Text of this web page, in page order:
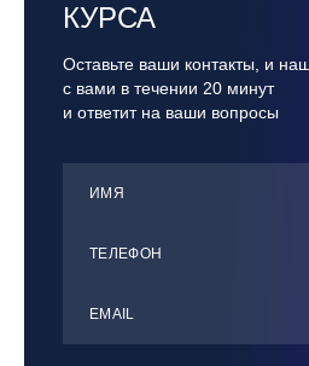
КУРСА
Оставьте ваши контакты, и
с вами в течении 20 минут
и ответит на ваши вопросы
ИМЯ
ТЕЛЕФОН
ЕMАIL